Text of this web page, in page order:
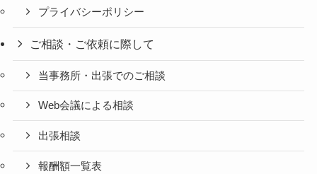
プライバシーポリシー
ご相談・ご依頼に際して
当事務所・出張でのご相談
Web会議による相談
出張相談
報酬額一覧表